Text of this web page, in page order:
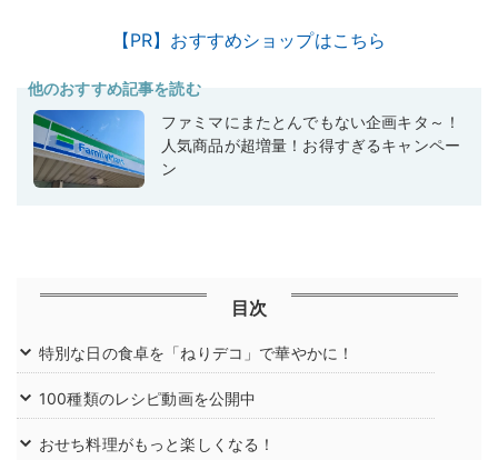
【PR】おすすめショップはこちら
他のおすすめ記事を読む
ファミマにまたとんでもない企画キタ～！
人気商品が超増量！お得すぎるキャンペー
ン
目次
特別な日の食卓を「ねりデコ」で華やかに！
100種類のレシピ動画を公開中
おせち料理がもっと楽しくなる！